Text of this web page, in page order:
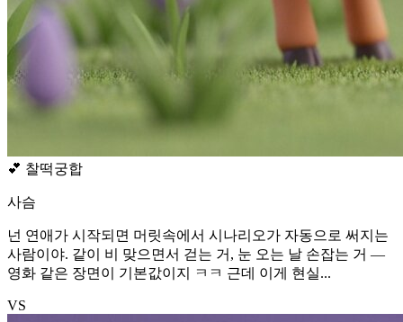
💕 찰떡궁합
사슴
넌 연애가 시작되면 머릿속에서 시나리오가 자동으로 써지는
사람이야. 같이 비 맞으면서 걷는 거, 눈 오는 날 손잡는 거 —
영화 같은 장면이 기본값이지 ㅋㅋ 근데 이게 현실...
VS